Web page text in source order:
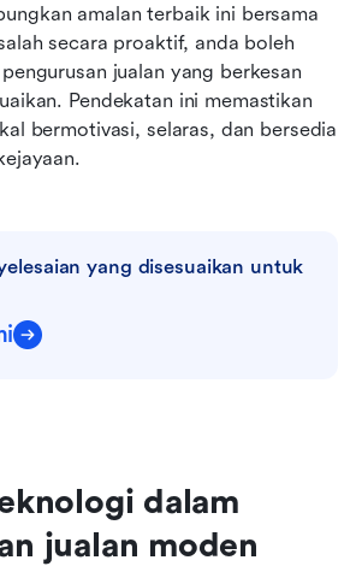
amalan terbaik ini bersama
secara proaktif, anda boleh
jualan yang berkesan
Pendekatan ini memastikan
bermotivasi, selaras, dan bersedia
yang disesuaikan untuk
dalam
jualan moden